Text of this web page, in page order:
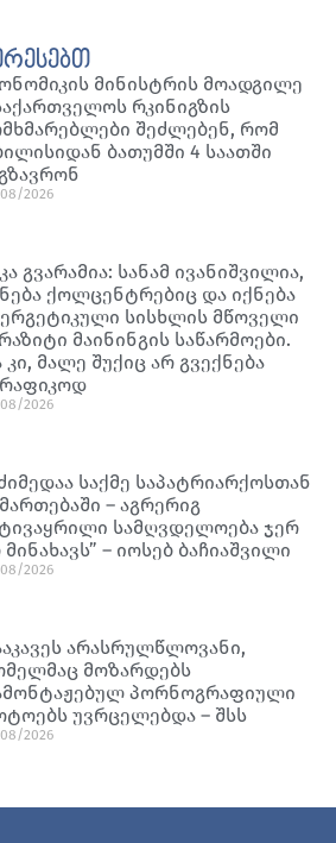
მინისტრის მოადგილე
რკინიგზის
შეძლებენ, რომ
ბათუმში 4 საათში
2026
გვარამია: სანამ ივანიშვილია,
ქოლცენტრებიც და იქნება
სისხლის მწოველი
მაინინგის საწარმოები.
კი, მალე შუქიც არ გვექნება
2026
საქმე საპატრიარქოსთან
– აგრერიგ
სამღვდელოება ჯერ
მინახავს” – იოსებ ბაჩიაშვილი
2026
არასრულწლოვანი,
მოზარდებს
პორნოგრაფიული
უვრცელებდა – შსს
2026